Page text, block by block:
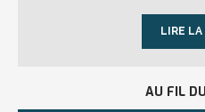
LIRE
AU FIL